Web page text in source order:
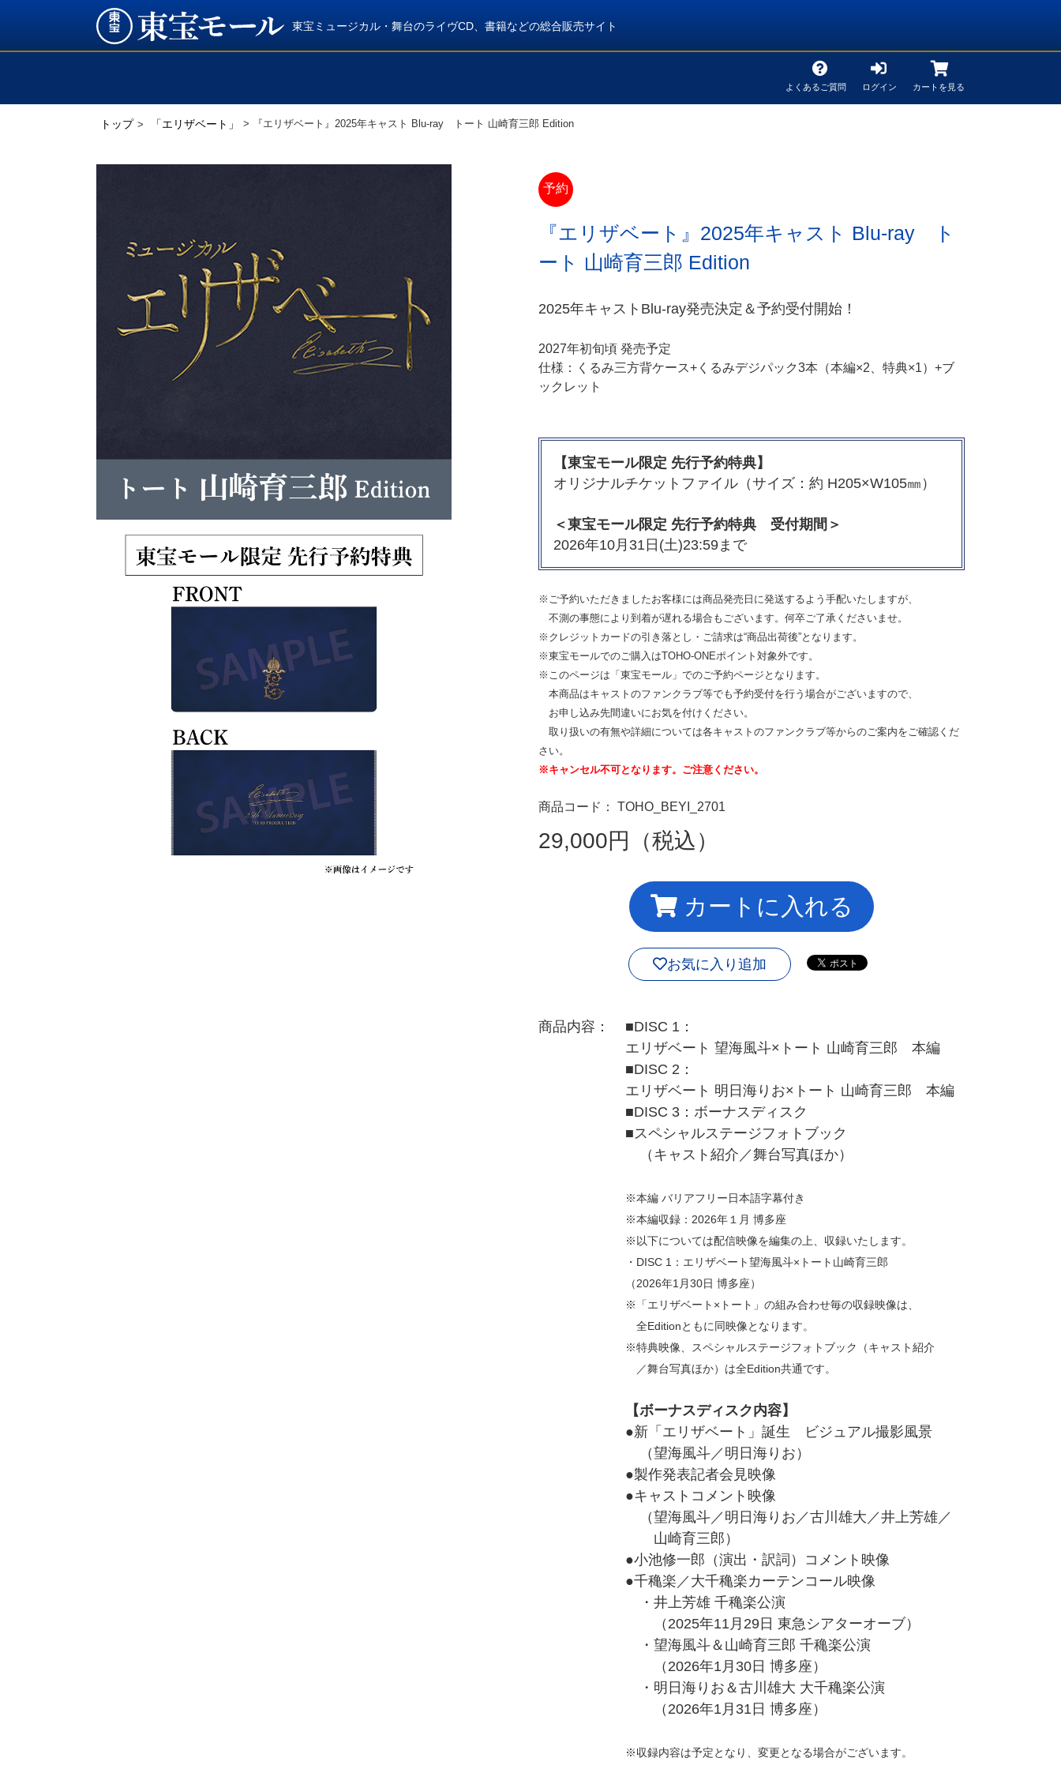
東宝ミュージカル・舞台のライヴCD、書籍などの総合販売サイト
よくあるご質問 ログイン カートを見る
トップ > 「エリザベート」 > 『エリザベート』2025年キャスト Blu-ray トート 山崎育三郎 Edition
予約
『エリザベート』2025年キャスト Blu-ray ト
ート 山崎育三郎 Edition
2025年キャストBlu-ray発売決定＆予約受付開始！
2027年初旬頃 発売予定
仕様：くるみ三方背ケース+くるみデジパック3本（本編×2、特典×1）+ブ
ックレット
【東宝モール限定 先行予約特典】
オリジナルチケットファイル（サイズ：約 H205×W105㎜）
＜東宝モール限定 先行予約特典 受付期間＞
2026年10月31日(土)23:59まで
※ご予約いただきましたお客様には商品発売日に発送するよう手配いたしますが、
不測の事態により到着が遅れる場合もございます。何卒ご了承くださいませ。
※クレジットカードの引き落とし・ご請求は“商品出荷後”となります。
※東宝モールでのご購入はTOHO-ONEポイント対象外です。
※このページは「東宝モール」でのご予約ページとなります。
本商品はキャストのファンクラブ等でも予約受付を行う場合がございますので、
お申し込み先間違いにお気を付けください。
取り扱いの有無や詳細については各キャストのファンクラブ等からのご案内をご確認くだ
さい。
※キャンセル不可となります。ご注意ください。
商品コード： TOHO_BEYI_2701
29,000円（税込）
カートに入れる
お気に入り追加
商品内容：
■DISC 1：
エリザベート 望海風斗×トート 山崎育三郎 本編
■DISC 2：
エリザベート 明日海りお×トート 山崎育三郎 本編
■DISC 3：ボーナスディスク
■スペシャルステージフォトブック
（キャスト紹介／舞台写真ほか）
※本編 バリアフリー日本語字幕付き
※本編収録：2026年１月 博多座
※以下については配信映像を編集の上、収録いたします。
・DISC 1：エリザベート望海風斗×トート山崎育三郎
（2026年1月30日 博多座）
※「エリザベート×トート」の組み合わせ毎の収録映像は、
全Editionともに同映像となります。
※特典映像、スペシャルステージフォトブック（キャスト紹介
／舞台写真ほか）は全Edition共通です。
【ボーナスディスク内容】
●新「エリザベート」誕生 ビジュアル撮影風景
（望海風斗／明日海りお）
●製作発表記者会見映像
●キャストコメント映像
（望海風斗／明日海りお／古川雄大／井上芳雄／
山崎育三郎）
●小池修一郎（演出・訳詞）コメント映像
●千穐楽／大千穐楽カーテンコール映像
・井上芳雄 千穐楽公演
（2025年11月29日 東急シアターオーブ）
・望海風斗＆山崎育三郎 千穐楽公演
（2026年1月30日 博多座）
・明日海りお＆古川雄大 大千穐楽公演
（2026年1月31日 博多座）
※収録内容は予定となり、変更となる場合がございます。